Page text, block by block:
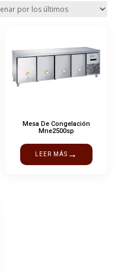
los
Mesa De Congelación
Mne2500sp
LEER MÁS →